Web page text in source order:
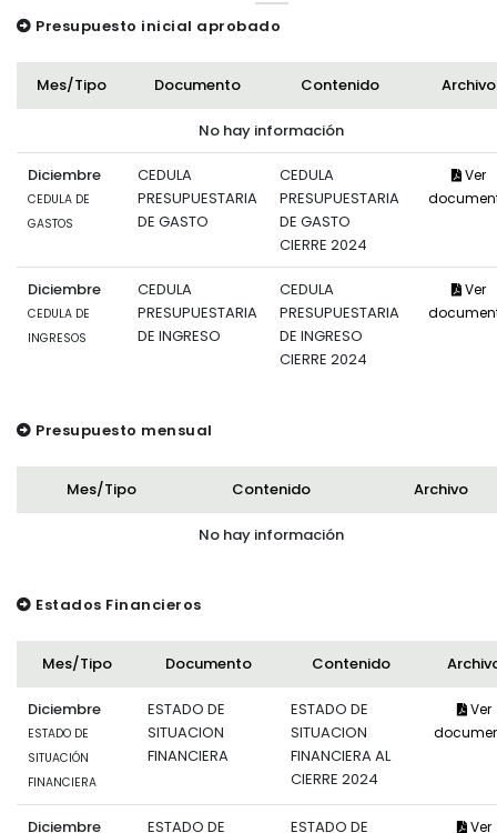
Presupuesto inicial aprobado
Mes/Tipo Documento Contenido Archivo
No hay información
Diciembre
CEDULA DE
GASTOS
CEDULA
PRESUPUESTARIA
DE GASTO
CEDULA
PRESUPUESTARIA
DE GASTO
CIERRE 2024
Ver
Diciembre
CEDULA DE
INGRESOS
CEDULA
PRESUPUESTARIA
DE INGRESO
CEDULA
PRESUPUESTARIA
DE INGRESO
CIERRE 2024
Ver
Presupuesto mensual
Mes/Tipo Contenido Archivo
No hay información
Estados Financieros
Mes/Tipo Documento Contenido
Diciembre
ESTADO DE
SITUACIÓN
FINANCIERA
ESTADO DE
SITUACION
FINANCIERA
ESTADO DE
SITUACION
FINANCIERA AL
CIERRE 2024
Ver
Diciembre
ESTADO DE
ESTADO DE
Ver